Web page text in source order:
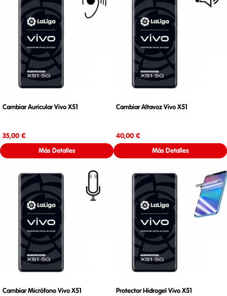
Cambiar Auricular Vivo X51
35,00 €
Más Detalles
Cambiar Altavoz Vivo X51
40,00 €
Más Detalles
Cambiar Micrófono Vivo X51 Protector Hidrogel Vivo X51